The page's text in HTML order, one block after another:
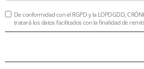
De conformidad con el RGPD y la LOPDGDD,
tratará los datos facilitados con la finalidad de